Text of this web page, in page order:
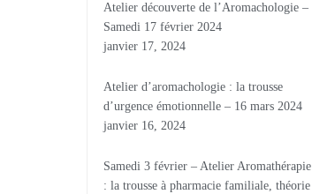
Atelier découverte de l’Aromachologie –
Samedi 17 février 2024
janvier 17, 2024
Atelier d’aromachologie : la trousse
d’urgence émotionnelle – 16 mars 2024
janvier 16, 2024
Samedi 3 février – Atelier Aromathérapie
: la trousse à pharmacie familiale, théorie